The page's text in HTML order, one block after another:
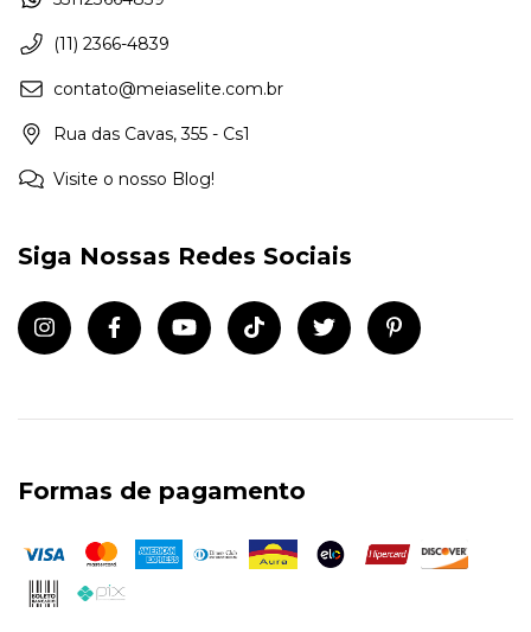
(11) 2366-4839
contato@meiaselite.com.br
Rua das Cavas, 355 - Cs1
Visite o nosso Blog!
Siga Nossas Redes Sociais
Formas de pagamento